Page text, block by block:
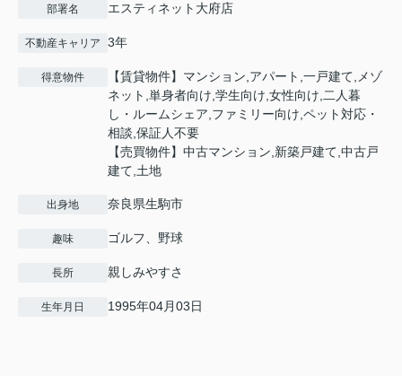
部署名 エスティネット大府店
不動産キャリア 3年
得意物件
【賃貸物件】マンション,アパート,一戸建て,メゾ
ネット,単身者向け,学生向け,女性向け,二人暮
し・ルームシェア,ファミリー向け,ペット対応・
相談,保証人不要
【売買物件】中古マンション,新築戸建て,中古戸
建て,土地
出身地 奈良県生駒市
趣味 ゴルフ、野球
長所 親しみやすさ
生年月日 1995年04月03日